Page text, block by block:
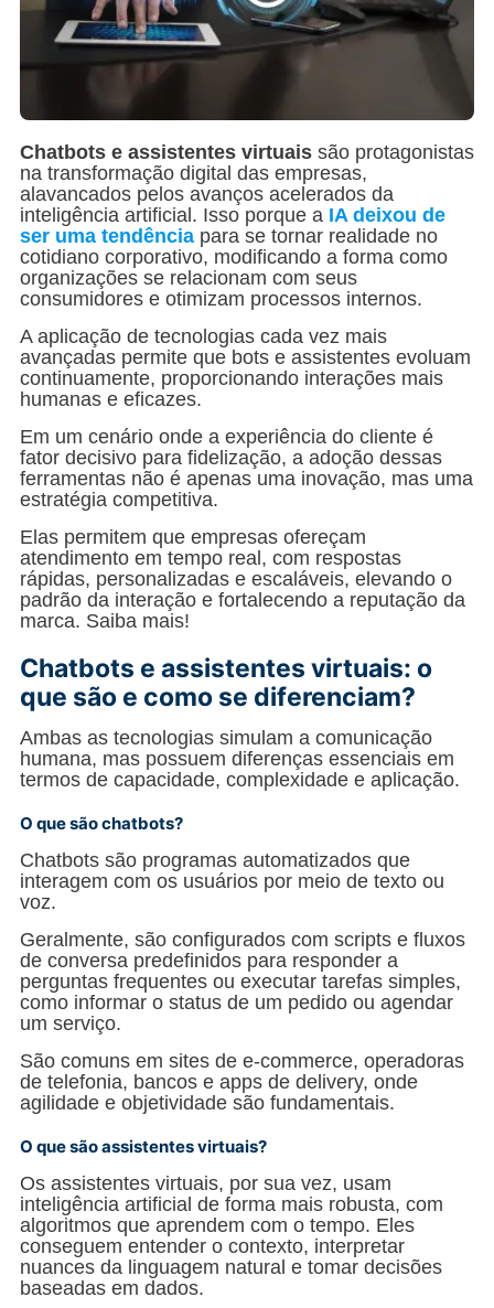
Chatbots e assistentes virtuais são protagonistas
na transformação digital das empresas,
alavancados pelos avanços acelerados da
inteligência artificial. Isso porque a IA deixou de
ser uma tendência para se tornar realidade no
cotidiano corporativo, modificando a forma como
organizações se relacionam com seus
consumidores e otimizam processos internos.
A aplicação de tecnologias cada vez mais
avançadas permite que bots e assistentes evoluam
continuamente, proporcionando interações mais
humanas e eficazes.
Em um cenário onde a experiência do cliente é
fator decisivo para fidelização, a adoção dessas
ferramentas não é apenas uma inovação, mas uma
estratégia competitiva.
Elas permitem que empresas ofereçam
atendimento em tempo real, com respostas
rápidas, personalizadas e escaláveis, elevando o
padrão da interação e fortalecendo a reputação da
marca. Saiba mais!
Chatbots e assistentes virtuais: o
que são e como se diferenciam?
Ambas as tecnologias simulam a comunicação
humana, mas possuem diferenças essenciais em
termos de capacidade, complexidade e aplicação.
O que são chatbots?
Chatbots são programas automatizados que
interagem com os usuários por meio de texto ou
voz.
Geralmente, são configurados com scripts e fluxos
de conversa predefinidos para responder a
perguntas frequentes ou executar tarefas simples,
como informar o status de um pedido ou agendar
um serviço.
São comuns em sites de e-commerce, operadoras
de telefonia, bancos e apps de delivery, onde
agilidade e objetividade são fundamentais.
O que são assistentes virtuais?
Os assistentes virtuais, por sua vez, usam
inteligência artificial de forma mais robusta, com
algoritmos que aprendem com o tempo. Eles
conseguem entender o contexto, interpretar
nuances da linguagem natural e tomar decisões
baseadas em dados.